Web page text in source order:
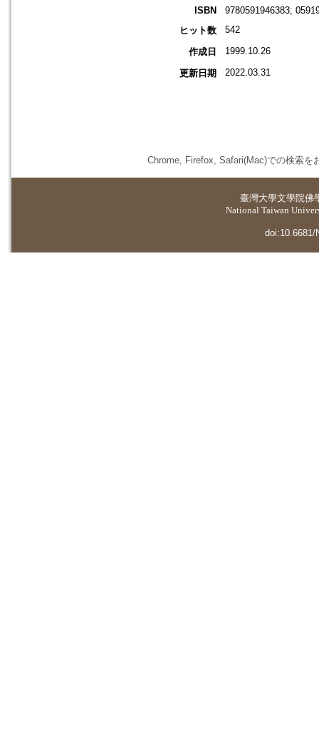
ISBN
9780591946383;
ヒット数
542
作成日 1999.10.26
更新日期 2022.03.31
Chrome, Firefox, Safari(Mac)での検索を
臺灣大學文學院佛
National Taiwan
doi:10.6681/